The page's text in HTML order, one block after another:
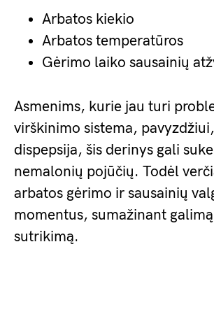
Arbatos kiekio
Arbatos temperatūros
Gėrimo laiko sausainių
Asmenims, kurie jau turi
virškinimo sistema,
dispepsija, šis derinys gali
nemalonių pojūčių. Todėl
arbatos gėrimo ir sausainių
momentus, sumažinant
sutrikimą.